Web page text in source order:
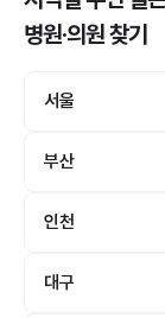
병원·의원찾기
서울
부산
인천
대구